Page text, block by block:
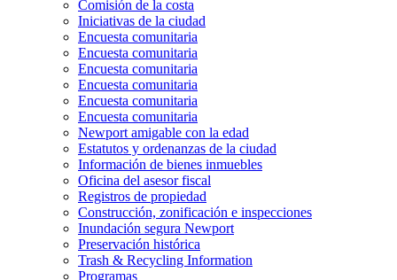
Comisión de la costa
Iniciativas de la ciudad
Encuesta comunitaria
Encuesta comunitaria
Encuesta comunitaria
Encuesta comunitaria
Encuesta comunitaria
Encuesta comunitaria
Newport amigable con la edad
Estatutos y ordenanzas de la ciudad
Información de bienes inmuebles
Oficina del asesor fiscal
Registros de propiedad
Construcción, zonificación e inspecciones
Inundación segura Newport
Preservación histórica
Trash & Recycling Information
Programas